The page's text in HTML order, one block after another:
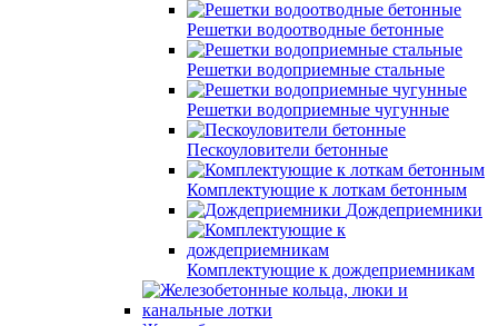
Решетки водоотводные бетонные
Решетки водоприемные стальные
Решетки водоприемные чугунные
Пескоуловители бетонные
Комплектующие к лоткам бетонным
Дождеприемники
Комплектующие к дождеприемникам